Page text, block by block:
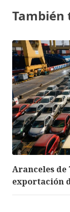
También
Aranceles
exportación